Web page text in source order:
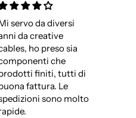
servo da diversi
da creative
ho preso sia
che
finiti, tutti di
fattura. Le
sono molto